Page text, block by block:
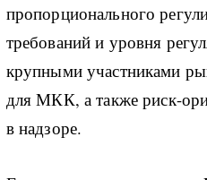
пропорционального
требований и уровня
крупными участниками
для МКК, а также риск-
в надзоре.